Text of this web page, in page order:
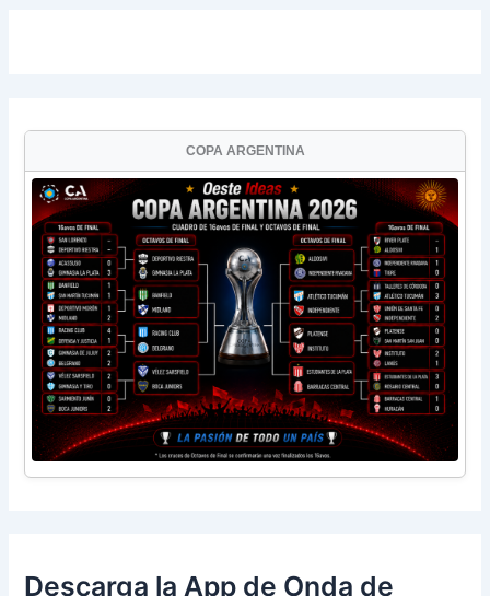
COPA ARGENTINA
Descarga la App de Onda de